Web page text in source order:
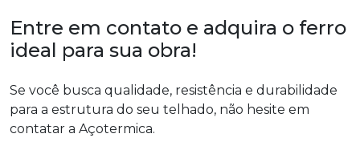
Entre em contato e adquira o ferro
ideal para sua obra!
Se você busca qualidade, resistência e durabilidade
para a estrutura do seu telhado, não hesite em
contatar a Açotermica.